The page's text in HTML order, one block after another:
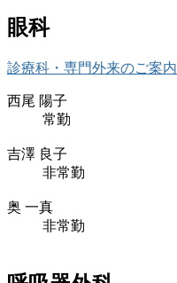
眼科
診療科・専門外来のご案内
西尾 陽子
常勤
吉澤 良子
非常勤
奥 一真
非常勤